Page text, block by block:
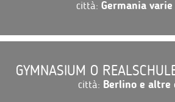
città: Germania
GYMNASIUM O
città: Berlino e altre